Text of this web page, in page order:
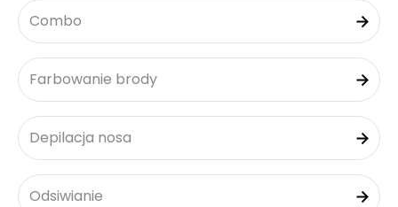
Combo
Farbowanie brody
Depilacja nosa
Odsiwianie